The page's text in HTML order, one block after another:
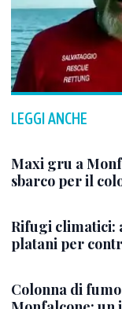
LEGGI ANCHE
Maxi gru a
sbarco per il
Rifugi climatici:
platani per
Colonna di